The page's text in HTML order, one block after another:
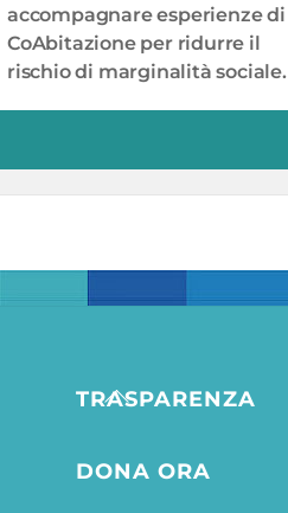
accompagnare esperienze di
CoAbitazione per ridurre il
rischio di marginalità sociale.
Back
TRASPARENZA
DONA ORA